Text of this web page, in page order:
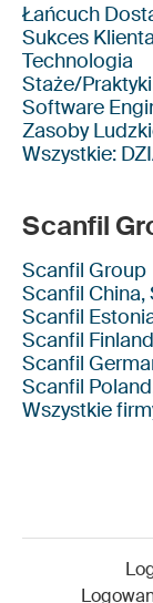
Łańcuch
Sukces
Technologia
Staże/Praktyki
Software
Zasoby
Wszystkie:
Scanfil
Scanfil Group
Scanfil China,
Scanfil
Scanfil
Scanfil
Scanfil
Wszystkie